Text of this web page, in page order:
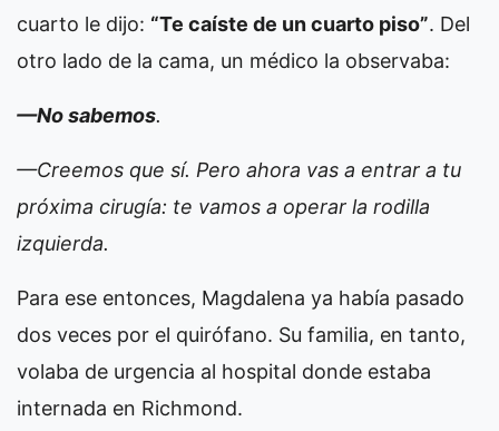
cuarto le dijo: “Te caíste de un cuarto piso”. Del
otro lado de la cama, un médico la observaba:
—No sabemos.
—Creemos que sí. Pero ahora vas a entrar a tu
próxima cirugía: te vamos a operar la rodilla
izquierda.
Para ese entonces, Magdalena ya había pasado
dos veces por el quirófano. Su familia, en tanto,
volaba de urgencia al hospital donde estaba
internada en Richmond.